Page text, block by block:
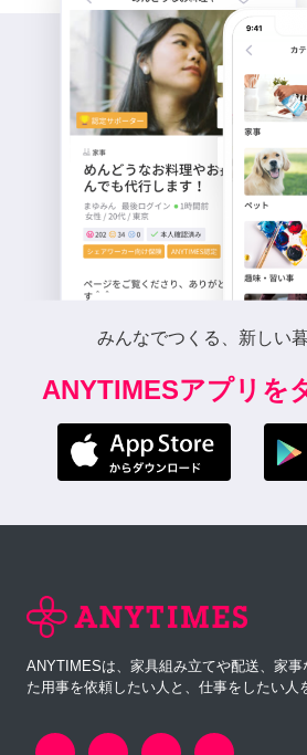
みんなでつくる、新しい
ANYTIMESアプリを
ANYTIMESは、家具組み立てや配送、家事
た用事を依頼したい人と、仕事をしたい人